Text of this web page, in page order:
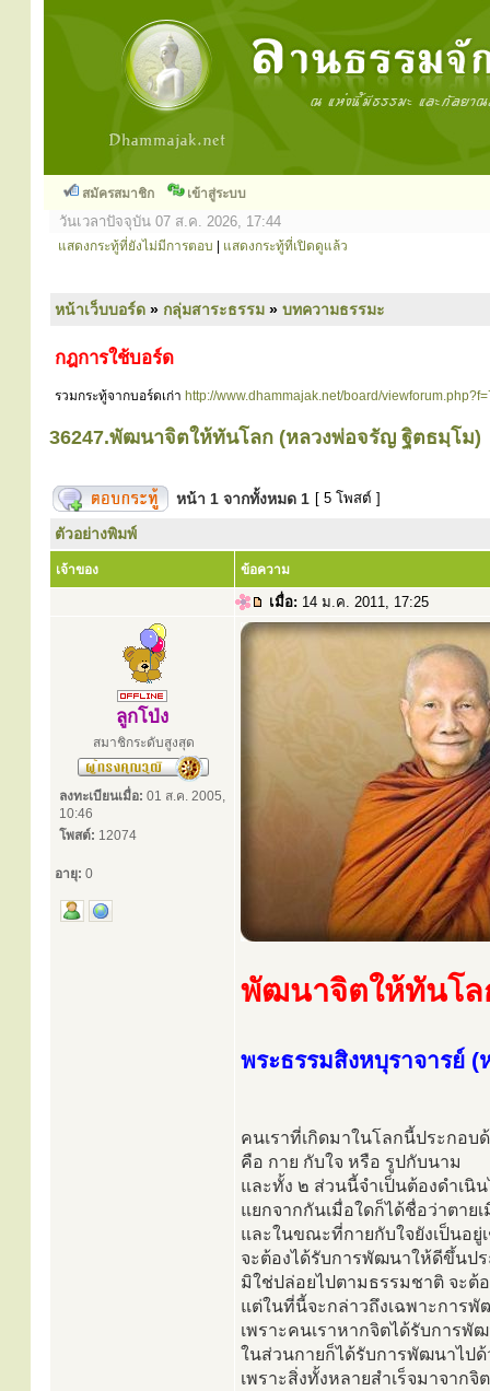
สมัครสมาชิก เข้าสู่ระบบ
วันเวลาปัจจุบัน 07 ส.ค. 2026, 17:44
แสดงกระทู้ที่ยังไม่มีการตอบ แสดงกระทู้ที่เปิดดูแล้ว
หน้าเว็บบอร์ด » กลุ่มสาระธรรม » บทความธรรมะ
กฎการใช้บอร์ด
รวมกระทู้จากบอร์ดเก่า http://www.dhammajak.net/board/
36247.พัฒนาจิตให้ทันโลก (หลวงพ่อจรัญ ฐิตธมฺโม)
หน้า 1 จากทั้งหมด 1 [ 5 โพสต์ ]
ตัวอย่างพิมพ์
เจ้าของ ข้อความ
เมื่อ: 14 ม.ค. 2011, 17:25
ลูกโป่ง
สมาชิกระดับสูงสุด
ลงทะเบียนเมื่อ: 01 ส.ค. 2005,
10:46
โพสต์: 12074
อายุ: 0
พัฒนาจิตให้ทันโล
พระธรรมสิงหบุราจารย์
คนเราที่เกิดมาในโลกนี้ประกอบ
คือ กาย กับใจ หรือ รูปกับนาม
และทั้ง ๒ ส่วนนี้จำเป็นต้องดำเนิ
แยกจากกันเมื่อใดก็ได้ชื่อว่าตาย
และในขณะที่กายกับใจยังเป็นอยู่
จะต้องได้รับการพัฒนาให้ดีขึ้นป
มิใช่ปล่อยไปตามธรรมชาติ จะต้
แต่ในที่นี้จะกล่าวถึงเฉพาะการพั
เพราะคนเราหากจิตได้รับการพั
ในส่วนกายก็ได้รับการพัฒนาไปด้
เพราะสิ่งทั้งหลายสำเร็จมาจากจิ